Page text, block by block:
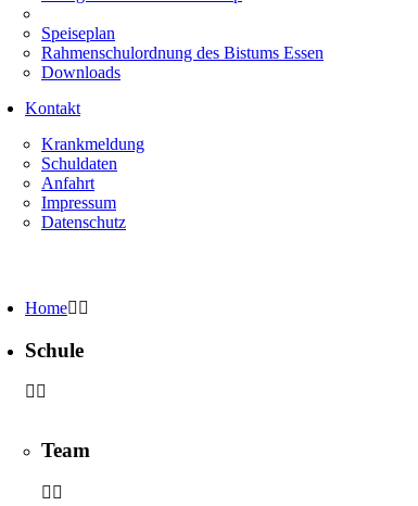
Speiseplan
Rahmenschulordnung des Bistums Essen
Downloads
Kontakt
Krankmeldung
Schuldaten
Anfahrt
Impressum
Datenschutz
Home
Schule
Team